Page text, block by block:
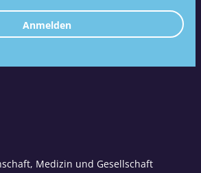
Anmelden
Medizin und Gesellschaft